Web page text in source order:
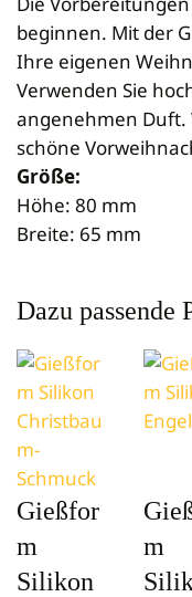
Mini Plus
Dadant-
Rähmchen &
Diverses
Königinnen
Diverses für
Schleudern
Siebe
Lagerung
Propolisernte
Pollenernte
Vermarktung
Verkaufsgebinde
Bekleidung
Stockwaagen
Bienenluft
Fachliteratur
Imkerei
Honig &
Diverse
Seifen
Cremen & Salben
Lippenpflege
Mundhygiene
Geschenke/
Gießformen
Kerzen
Zubehör
Tierbedarf
Anmelden
beginnen. Mit der
Ihre eigenen
Verwenden Sie
angenehmen Duft.
schöne
Größe:
Höhe: 80 mm
Breite: 65 mm
Dazu passende
Gießfor
m
Silikon
m